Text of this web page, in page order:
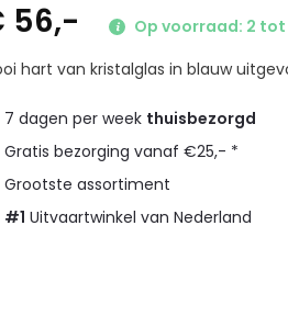
56,-
Op voorraad: 2
hart van kristalglas in blauw
7 dagen per week thuisbezorgd
Gratis bezorging vanaf €25,- *
Grootste assortiment
#1 Uitvaartwinkel van Nederland